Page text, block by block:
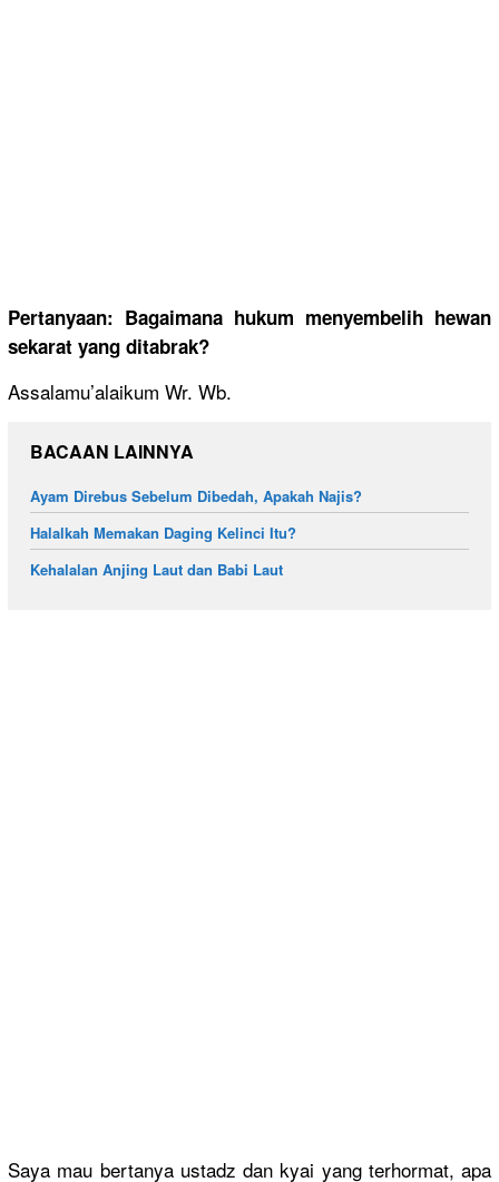
Pertanyaan: Bagaimana hukum menyembelih hewan
sekarat yang ditabrak?
Assalamu’alaikum Wr. Wb.
BACAAN LAINNYA
Ayam Direbus Sebelum Dibedah, Apakah Najis?
Halalkah Memakan Daging Kelinci Itu?
Kehalalan Anjing Laut dan Babi Laut
Saya mau bertanya ustadz dan kyai yang terhormat, apa